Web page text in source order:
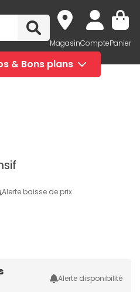
MagasinComptePanier
& Bons plans
Alerte baisse de prix
Alerte disponibilité